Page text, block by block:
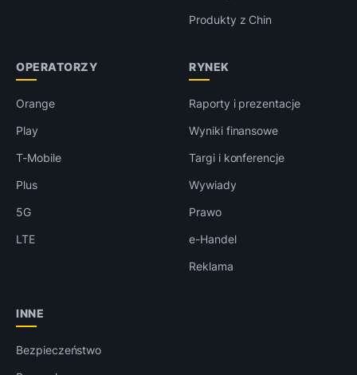
Produkty z Chin
OPERATORZY
Orange
Play
T-Mobile
Plus
5G
LTE
RYNEK
Raporty i prezentacje
Wyniki finansowe
Targi i konferencje
Wywiady
Prawo
e-Handel
Reklama
INNE
Bezpieczeństwo